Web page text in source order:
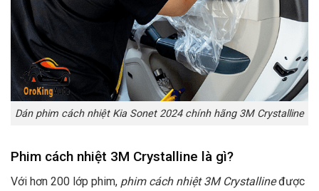
Dán phim cách nhiệt Kia Sonet 2024 chính hãng 3M Crystalline
Phim cách nhiệt 3M Crystalline là gì?
Với hơn 200 lớp phim, phim cách nhiệt 3M Crystallineđược